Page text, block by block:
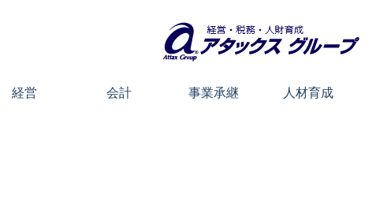
経営 会計 事業承継 人材育成